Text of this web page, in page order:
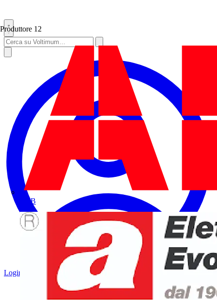
Produttore 12
ABB
Login